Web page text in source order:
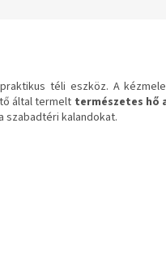
praktikus téli eszköz. A
által termelt természetes hő
szabadtéri kalandokat.